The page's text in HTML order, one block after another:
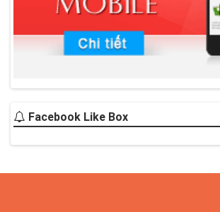
Facebook Like Box